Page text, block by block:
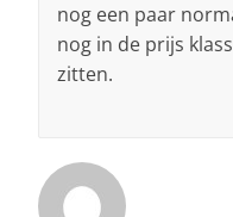
nog een paar
nog in de prijs
zitten.